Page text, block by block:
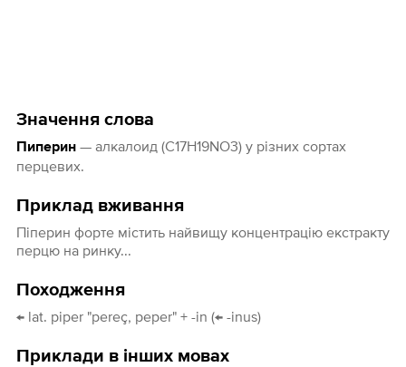
Значення слова
Пиперин— алкалоид (C17H19NO3) у різних сортах
перцевих.
Приклад вживання
Піперин форте містить найвищу концентрацію екстракту
перцю на ринку...
Походження
← lat. piper "pereç, peper" + -in (← -inus)
Приклади в інших мовах